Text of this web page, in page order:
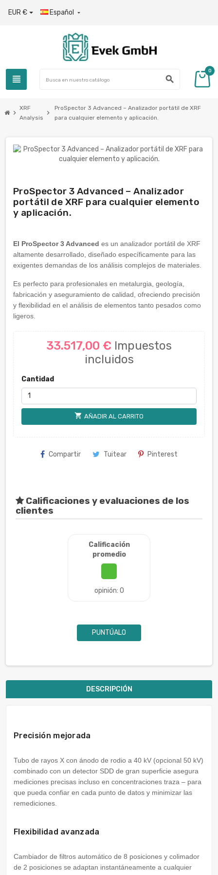
EUR € Español 
view_headline search
0
chevron_right
XRF
Analysis
chevron_right
ProSpector 3 Advanced – Analizador portátil de XRF
para cualquier elemento y aplicación.
ProSpector 3 Advanced – Analizador
portátil de XRF para cualquier elemento
y aplicación.
El ProSpector 3 Advanced es un analizador portátil de XRF
altamente desarrollado, diseñado específicamente para las
exigentes demandas de los análisis complejos de materiales.
Es perfecto para profesionales en metalurgia, geología,
fabricación y aseguramiento de calidad, ofreciendo precisión
y flexibilidad en el análisis de elementos tanto pesados como
ligeros.
33.517,00 € Impuestos
incluidos
Cantidad
shopping_cart AÑADIR AL CARRITO
Compartir Tuitear Pinterest
Calificaciones y evaluaciones de los
clientes
Calificación
promedio
opinión: 0
PUNTÚALO
DESCRIPCIÓN
Precisión mejorada
Tubo de rayos X con ánodo de rodio a 40 kV (opcional 50 kV)
combinado con un detector SDD de gran superficie asegura
mediciones precisas incluso en concentraciones traza – para
que pueda confiar en cada punto de datos y minimizar las
remediciones.
Flexibilidad avanzada
Cambiador de filtros automático de 8 posiciones y colimador
de 2 posiciones se adaptan instantáneamente a cualquier